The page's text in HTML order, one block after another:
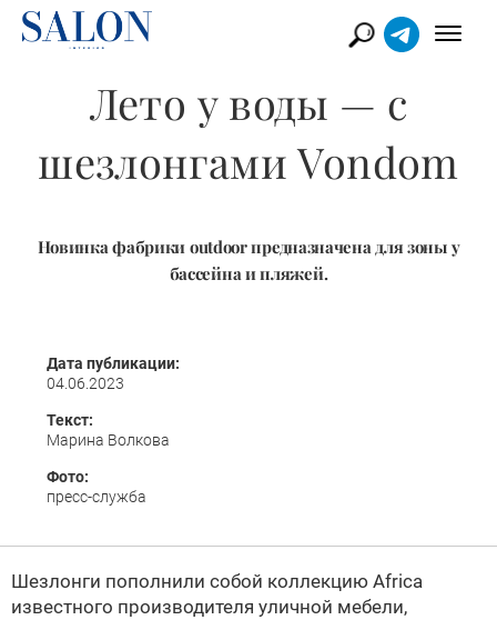
Лето у воды — с
шезлонгами Vondom
Новинка фабрики outdoor предназначена для зоны у
бассейна и пляжей.
Дата публикации:
04.06.2023
Текст:
Марина Волкова
Фото:
пресс-служба
Шезлонги пополнили собой коллекцию Africa
известного производителя уличной мебели,